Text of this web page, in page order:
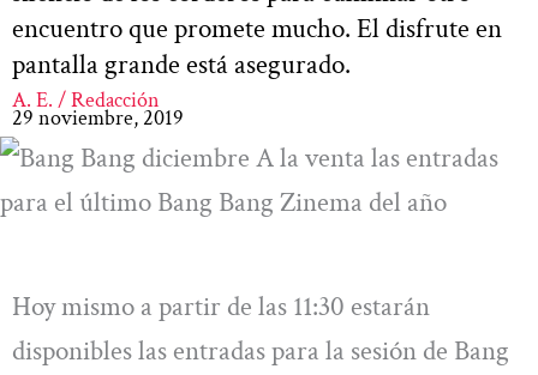
encuentro que promete mucho. El disfrute en
pantalla grande está asegurado.
A. E. / Redacción
29 noviembre, 2019
Hoy mismo a partir de las 11:30 estarán
disponibles las entradas para la sesión de Bang